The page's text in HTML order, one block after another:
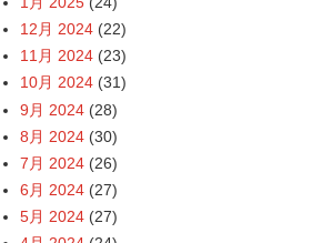
12月 2024 (22)
11月 2024 (23)
10月 2024 (31)
9月 2024 (28)
8月 2024 (30)
7月 2024 (26)
6月 2024 (27)
5月 2024 (27)